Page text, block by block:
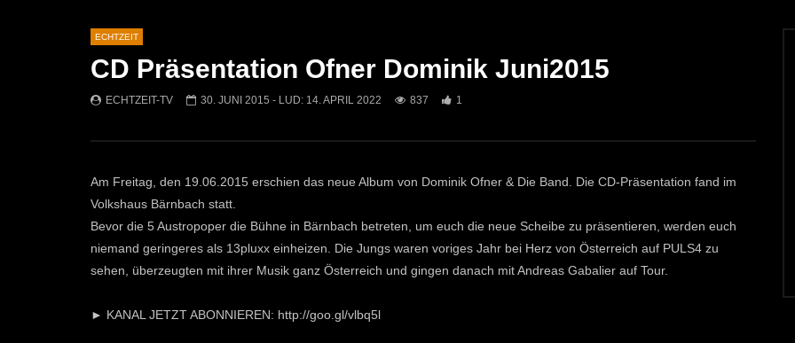
Später Ansehen
07:46 Später Ansehen
07:02 05:32
ECHTZEIT
CD Präsentation Ofner Dominik Juni2015
ECHTZEIT-TV 30. JUNI 2015 - LUD: 14. APRIL 2022 837 1
Am Freitag, den 19.06.2015 erschien das neue Album von Dominik Ofner & Die Band. Die CD-Präsentation fand im
Volkshaus Bärnbach statt.
Bevor die 5 Austropoper die Bühne in Bärnbach betreten, um euch die neue Scheibe zu präsentieren, werden euch
niemand geringeres als 13pluxx einheizen. Die Jungs waren voriges Jahr bei Herz von Österreich auf PULS4 zu
sehen, überzeugten mit ihrer Musik ganz Österreich und gingen danach mit Andreas Gabalier auf Tour.
► KANAL JETZT ABONNIEREN: http://goo.gl/vlbq5l